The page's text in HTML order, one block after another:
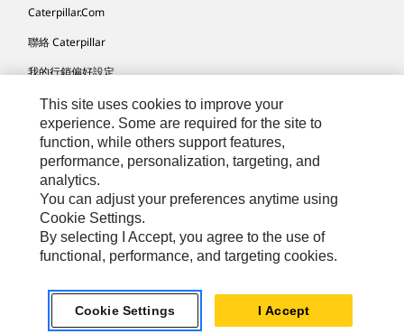
Caterpillar.com
聯絡 Caterpillar
我的行銷偏好設定
網站地圖
Cookie Settings
法律
隱私權
關於 Cat
TW - Chinese© 2026 Caterpillar. All Rights Reserved.
This site uses cookies to improve your
experience. Some are required for the site to
function, while others support features,
performance, personalization, targeting, and
analytics.
You can adjust your preferences anytime using
Cookie Settings.
By selecting I Accept, you agree to the use of
functional, performance, and targeting cookies.
Cookie Settings I Accept